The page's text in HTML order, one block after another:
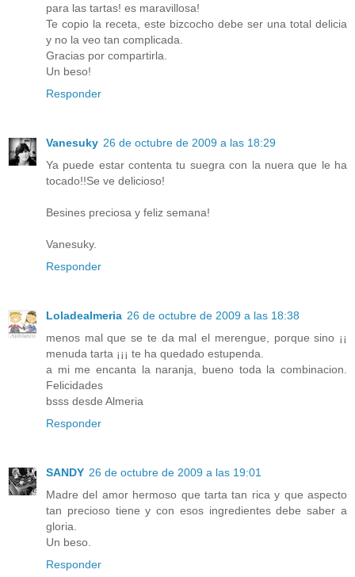
para las tartas! es maravillosa!
Te copio la receta, este bizcocho debe ser una total delicia
y no la veo tan complicada.
Gracias por compartirla.
Un beso!
Responder
Vanesuky 26 de octubre de 2009 a las 18:29
Ya puede estar contenta tu suegra con la nuera que le ha
tocado!!Se ve delicioso!
Besines preciosa y feliz semana!
Vanesuky.
Responder
Loladealmeria 26 de octubre de 2009 a las 18:38
menos mal que se te da mal el merengue, porque sino ¡¡
menuda tarta ¡¡¡ te ha quedado estupenda.
a mi me encanta la naranja, bueno toda la combinacion.
Felicidades
bsss desde Almeria
Responder
SANDY 26 de octubre de 2009 a las 19:01
Madre del amor hermoso que tarta tan rica y que aspecto
tan precioso tiene y con esos ingredientes debe saber a
gloria.
Un beso.
Responder